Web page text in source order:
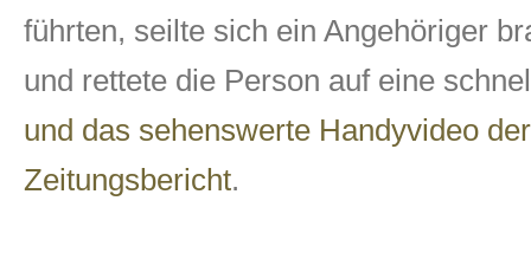
führten, seilte sich ein Angehöriger
und rettete die Person auf eine
und das sehenswerte Handyvideo
Zeitungsbericht.